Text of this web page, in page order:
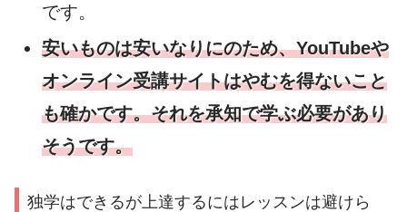
です。
安いものは安いなりにのため、YouTubeや
オンライン受講サイトはやむを得ないこと
も確かです。それを承知で学ぶ必要があり
そうです。
独学はできるが上達するにはレッスンは避けら